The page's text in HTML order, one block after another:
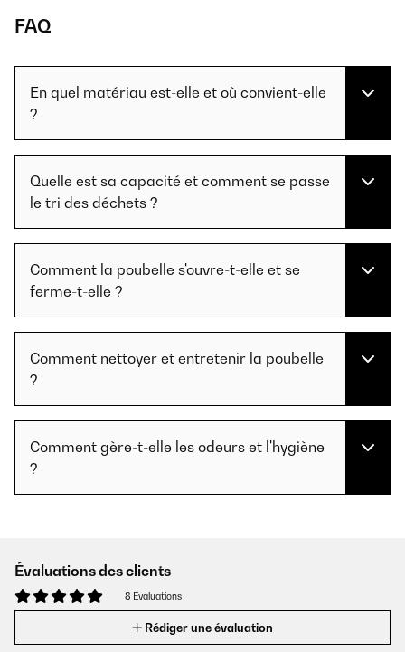
FAQ
En quel matériau est-elle et où convient-elle
?
Quelle est sa capacité et comment se passe
le tri des déchets ?
Comment la poubelle s'ouvre-t-elle et se
ferme-t-elle ?
Comment nettoyer et entretenir la poubelle
?
Comment gère-t-elle les odeurs et l'hygiène
?
Évaluations des clients
8 Evaluations
Rédiger une évaluation